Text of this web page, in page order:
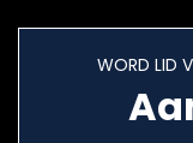
WORD LID